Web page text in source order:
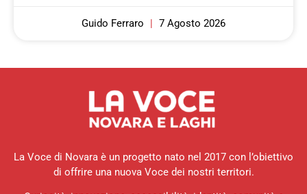
Guido Ferraro 7 Agosto 2026
La Voce di Novara è un progetto nato nel 2017 con l’obiettivo
di offrire una nuova Voce dei nostri territori.